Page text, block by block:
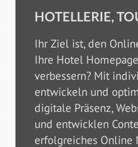
HOTELLERIE,
Ihr Ziel ist, den
Ihre Hotel
verbessern? Mit
entwickeln und
digitale Präsenz,
und entwicklen
erfolgreiches Online